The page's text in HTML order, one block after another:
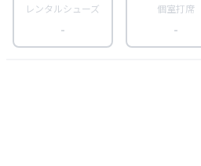
レンタルシューズ
-
個室打席
-